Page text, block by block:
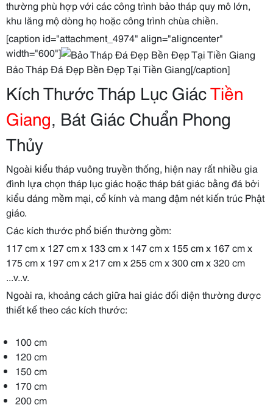
thường phù hợp với các công trình bảo tháp quy mô lớn,
khu lăng mộ dòng họ hoặc công trình chùa chiền.
[caption id="attachment_4974" align="aligncenter"
width="600"]
Bảo Tháp Đá Đẹp Bền Đẹp Tại Tiền Giang[/caption]
Kích Thước Tháp Lục GiácTiền
Giang, Bát Giác Chuẩn Phong
Thủy
Ngoài kiểu tháp vuông truyền thống, hiện nay rất nhiều gia
đình lựa chọn tháp lục giác hoặc tháp bát giác bằng đá bởi
kiểu dáng mềm mại, cổ kính và mang đậm nét kiến trúc Phật
giáo.
Các kích thước phổ biến thường gồm:
117 cm x 127 cm x 133 cm x 147 cm x 155 cm x 167 cm x
175 cm x 197 cm x 217 cm x 255 cm x 300 cm x 320 cm
...v..v.
Ngoài ra, khoảng cách giữa hai giác đối diện thường được
thiết kế theo các kích thước:
100 cm
120 cm
150 cm
170 cm
200 cm